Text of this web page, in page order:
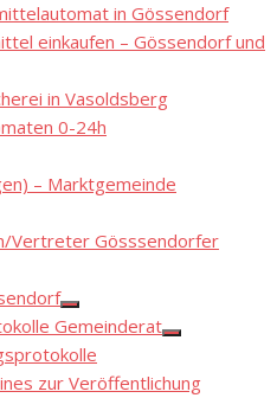
in Gössendorf
einkaufen – Gössendorf und
in Vasoldsberg
0-24h
– Marktgemeinde
Vertreter Gösssendorfer
Show
sub
menu
Gemeinderat
Show
menu
zur Veröffentlichung